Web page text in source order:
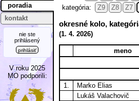
poradia
kontakt
nie ste
prihlásený
prihlásiť
V roku 2025
MO podporili:
kategória:
Z9 Z8 Z7
okresné kolo,
(1. 4. 2026)
meno
1.
Marko Elias
Lukáš Valachovič